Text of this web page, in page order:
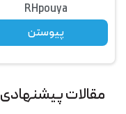
RHpouya
پیوستن
مقالات پیشنهادی